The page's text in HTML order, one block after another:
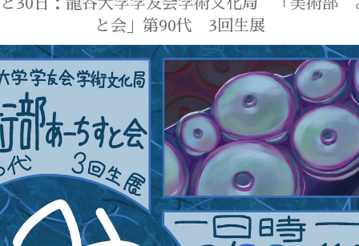
30日：龍谷大学学友会学術文化局 「美術部
と会」第90代 3回生展